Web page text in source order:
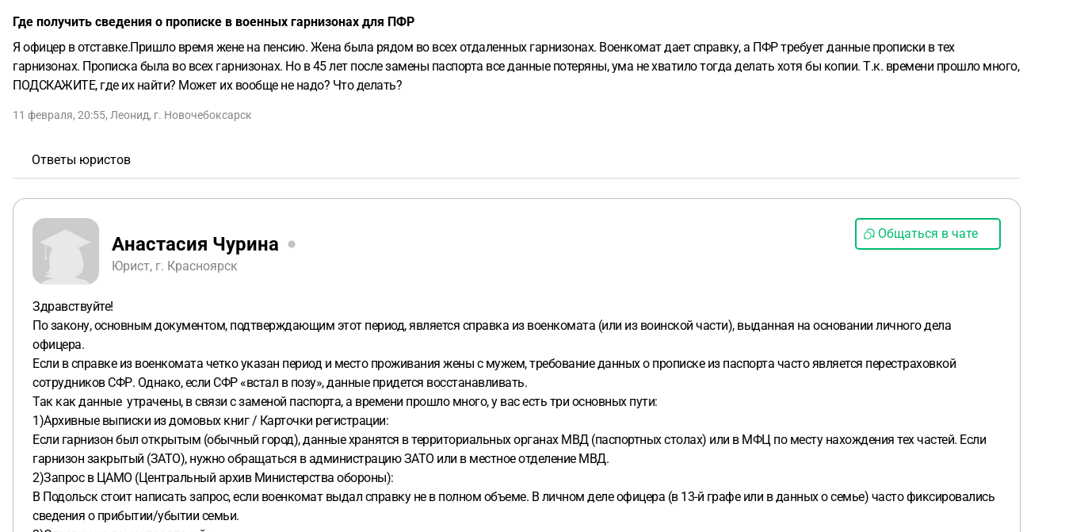
Где получить сведения о прописке в военных гарнизонах для ПФР
Я офицер в отставке.Пришло время жене на пенсию. Жена была рядом во всех отдаленных гарнизонах. Военкомат дает справку, а ПФР требует данные прописки в тех
гарнизонах. Прописка была во всех гарнизонах. Но в 45 лет после замены паспорта все данные потеряны, ума не хватило тогда делать хотя бы копии. Т.к. времени прошло много,
ПОДСКАЖИТЕ, где их найти? Может их вообще не надо? Что делать?
11 февраля, 20:55, Леонид, г. Новочебоксарск
Ответы юристов
Анастасия Чурина
Юрист, г. Красноярск
Общаться в чате
Здравствуйте!
По закону, основным документом, подтверждающим этот период, является справка из военкомата (или из воинской части), выданная на основании личного дела
офицера.
Если в справке из военкомата четко указан период и место проживания жены с мужем, требование данных о прописке из паспорта часто является перестраховкой
сотрудников СФР. Однако, если СФР «встал в позу», данные придется восстанавливать.
Так как данные утрачены, в связи с заменой паспорта, а времени прошло много, у вас есть три основных пути:
1)Архивные выписки из домовых книг / Карточки регистрации:
Если гарнизон был открытым (обычный город), данные хранятся в территориальных органах МВД (паспортных столах) или в МФЦ по месту нахождения тех частей. Если
гарнизон закрытый (ЗАТО), нужно обращаться в администрацию ЗАТО или в местное отделение МВД.
2)Запрос в ЦАМО (Центральный архив Министерства обороны):
В Подольск стоит написать запрос, если военкомат выдал справку не в полном объеме. В личном деле офицера (в 13-й графе или в данных о семье) часто фиксировались
сведения о прибытии/убытии семьи.